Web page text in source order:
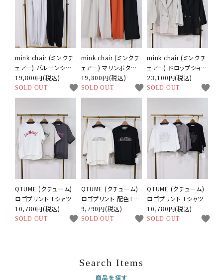
mink chair (ミンクチ
ェアー) バルーンシル
エット サロペット
19,800円(税込)
SOLD OUT favorite
mink chair (ミンクチ
ェアー) マリンボタン
タックパンツ
19,800円(税込)
SOLD OUT favorite
mink chair (ミンクチ
ェアー) ドロップショル
ダー ハーフスリーブ
ジャケット
23,100円(税込)
SOLD OUT favorite
QTUME (クチューム)
ロゴプリント Tシャツ
10,780円(税込)
SOLD OUT favorite
QTUME (クチューム)
ロゴプリント 配色Tシ
ャツ
9,790円(税込)
SOLD OUT favorite
QTUME (クチューム)
ロゴプリント Tシャツ
10,780円(税込)
SOLD OUT favorite
Search Items
商品を探す